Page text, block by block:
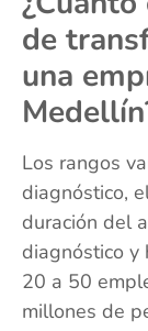
de
una
Los rangos
diagnóstico,
duración del
diagnóstico y
20 a 50
millones de